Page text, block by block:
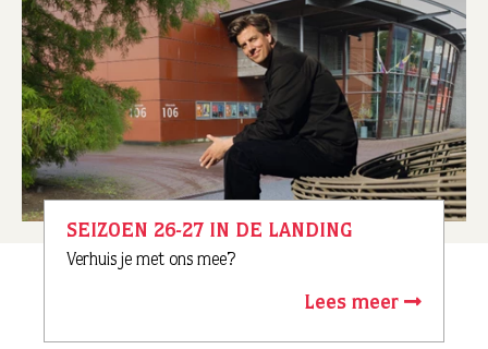
SEIZOEN 26-27 IN DE LANDING
Verhuis je met ons mee?
Lees meer